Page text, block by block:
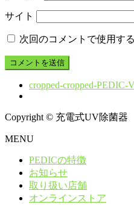
サイト
次回のコメントで使用す
cropped-cropped-PEDIC-
Copyright © 充電式UV除菌器
MENU
PEDICの特徴
お知らせ
取り扱い店舗
オンラインストア